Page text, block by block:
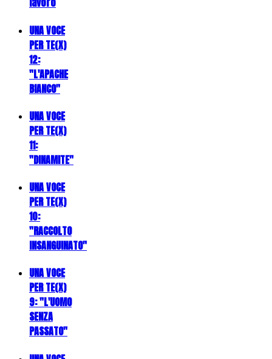
UNA VOCE
PER TE(X)
12:
"L'APACHE
BIANCO"
UNA VOCE
PER TE(X)
11:
"DINAMITE"
UNA VOCE
PER TE(X)
10:
"RACCOLTO
INSANGUINATO"
UNA VOCE
PER TE(X)
9: "L'UOMO
SENZA
PASSATO"